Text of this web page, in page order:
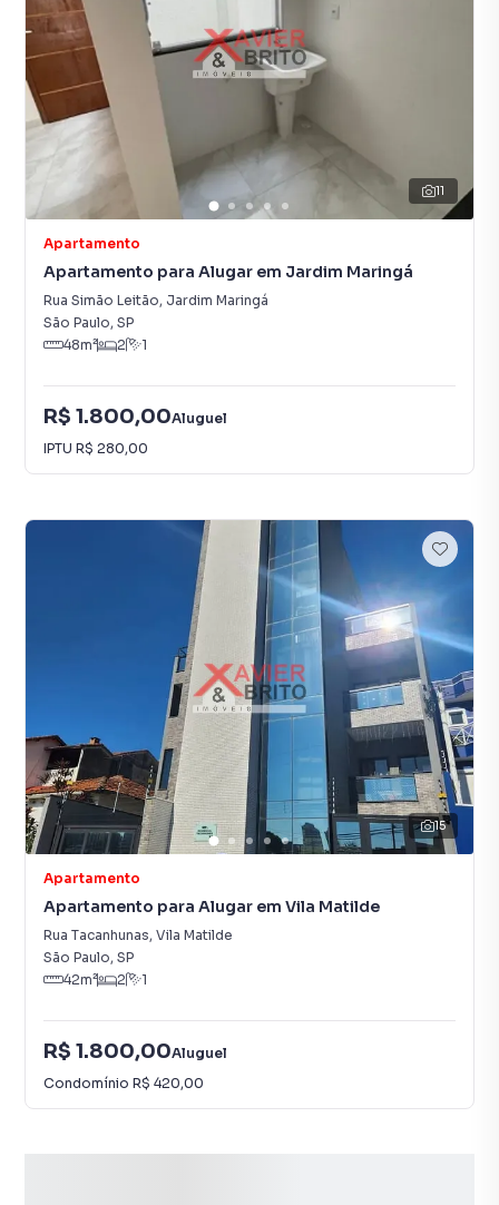
11
Apartamento
Apartamento para Alugar em Jardim Maringá
Rua Simão Leitão, Jardim Maringá
São Paulo, SP
48m² 2 1
R$ 1.800,00Aluguel
IPTU R$ 280,00
15
Apartamento
Apartamento para Alugar em Vila Matilde
Rua Tacanhunas, Vila Matilde
São Paulo, SP
42m² 2 1
R$ 1.800,00Aluguel
Condomínio R$ 420,00